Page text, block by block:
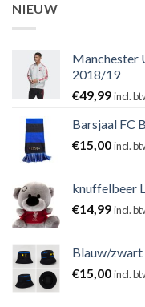
NIEUW
Manchester
2018/19
€49,99incl.
Barsjaal FC
€15,00incl.
knuffelbeer
€14,99incl.
Blauw/zwart
€15,00incl.